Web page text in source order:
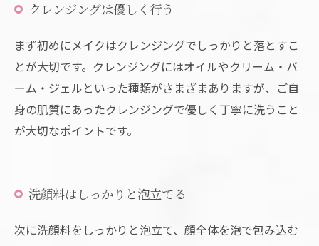
クレンジングは優しく行う
まず初めにメイクはクレンジングでしっかりと落とすこ
とが大切です。クレンジングにはオイルやクリーム・バ
ーム・ジェルといった種類がさまざまありますが、ご自
身の肌質にあったクレンジングで優しく丁寧に洗うこと
が大切なポイントです。
洗顔料はしっかりと泡立てる
次に洗顔料をしっかりと泡立て、顔全体を泡で包み込む